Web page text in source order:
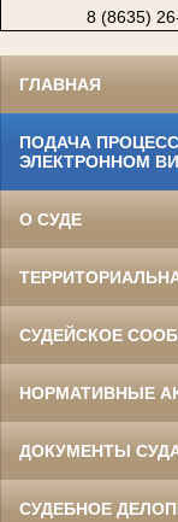
8 (8635)
ГЛАВНАЯ
ПОДАЧА
ЭЛЕКТРОННОМ
О СУДЕ
СУДЕЙСКОЕ
НОРМАТИВНЫЕ
ДОКУМЕНТЫ
СУДЕБНОЕ